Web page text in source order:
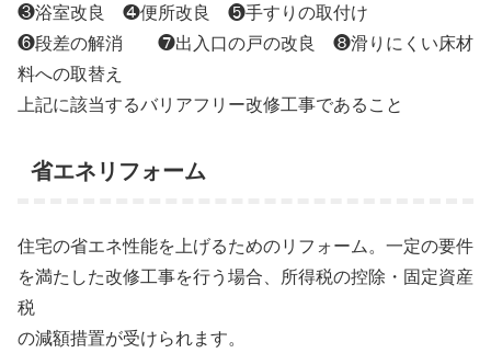
❸浴室改良 ❹便所改良 ❺手すりの取付け
❻段差の解消 ❼出入口の戸の改良 ❽滑りにくい床材
料への取替え
上記に該当するバリアフリー改修工事であること
省エネリフォーム
住宅の省エネ性能を上げるためのリフォーム。一定の要件
を満たした改修工事を行う場合、所得税の控除・固定資産
税
の減額措置が受けられます。